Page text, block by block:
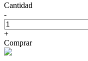
Cantidad
-
+
Comprar